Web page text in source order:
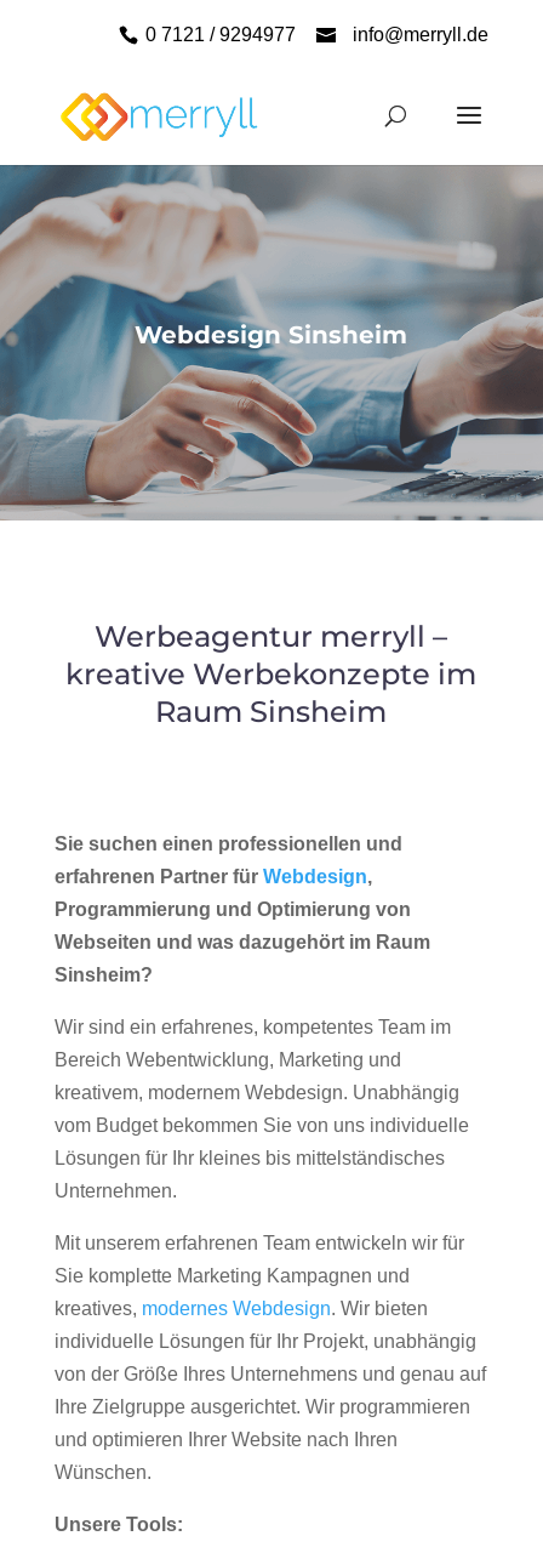
0 7121 / 9294977 info@merryll.de
Webdesign Sinsheim
Werbeagentur merryll –
kreative Werbekonzepte im
Raum Sinsheim
Sie suchen einen professionellen und
erfahrenen Partner für Webdesign,
Programmierung und Optimierung von
Webseiten und was dazugehört im Raum
Sinsheim?
Wir sind ein erfahrenes, kompetentes Team im
Bereich Webentwicklung, Marketing und
kreativem, modernem Webdesign. Unabhängig
vom Budget bekommen Sie von uns individuelle
Lösungen für Ihr kleines bis mittelständisches
Unternehmen.
Mit unserem erfahrenen Team entwickeln wir für
Sie komplette Marketing Kampagnen und
kreatives, modernes Webdesign. Wir bieten
individuelle Lösungen für Ihr Projekt, unabhängig
von der Größe Ihres Unternehmens und genau auf
Ihre Zielgruppe ausgerichtet. Wir programmieren
und optimieren Ihrer Website nach Ihren
Wünschen.
Unsere Tools: